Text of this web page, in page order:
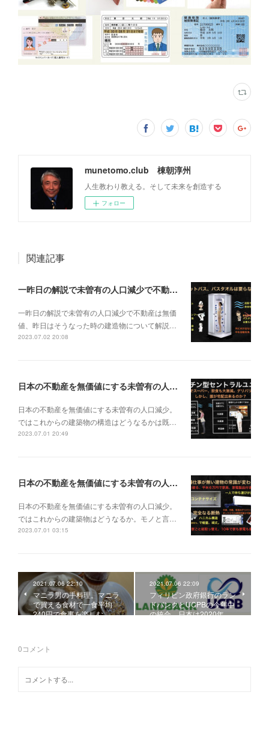
munetomo.club 棟朝淳州
人生教わり教える。そして未来を創造する
フォロー
関連記事
一昨日の解説で未曽有の人口減少で不動産は無価値、昨日はそうなった時の建造物について解説、今日からはその設備について解説をして行く。
一昨日の解説で未曽有の人口減少で不動産は無価
値、昨日はそうなった時の建造物について解説…
2023.07.02 20:08
日本の不動産を無価値にする未曽有の人口減少。ではこれからの建築物の構造はどうなるかは既に解説した。今はその内部の内容。その1
日本の不動産を無価値にする未曽有の人口減少。
ではこれからの建築物の構造はどうなるかは既…
2023.07.01 20:49
日本の不動産を無価値にする未曽有の人口減少。ではこれからの建築物はどうなるか。
日本の不動産を無価値にする未曽有の人口減少。
ではこれからの建築物はどうなるか。モノと言…
2023.07.01 03:15
2021.07.06 22:10
マニラ男の手料理。マニラ
で買える食材で一食平均
240円で食事を楽しむ。…
2021.07.06 22:09
フィリピン政府銀行のラン
ドバンクとUCPBの今年中
の統合。日本は2020年…
0コメント